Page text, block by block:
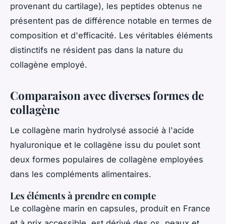
provenant du cartilage), les peptides obtenus ne
présentent pas de différence notable en termes de
composition et d'efficacité. Les véritables éléments
distinctifs ne résident pas dans la nature du
collagène employé.
Comparaison avec diverses formes de
collagène
Le collagène marin hydrolysé associé à l'acide
hyaluronique et le collagène issu du poulet sont
deux formes populaires de collagène employées
dans les compléments alimentaires.
Les éléments à prendre en compte
Le collagène marin en capsules, produit en France